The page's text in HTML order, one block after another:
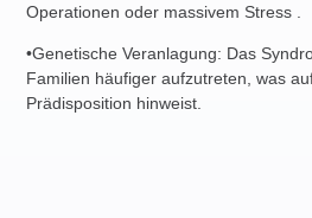
Operationen oder massivem Stress .
•Genetische Veranlagung: Das
Familien häufiger aufzutreten, was
Prädisposition hinweist.